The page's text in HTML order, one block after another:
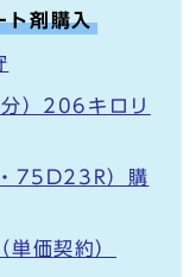
ト剤購入
）206キロリ
75D23R）購
価契約）